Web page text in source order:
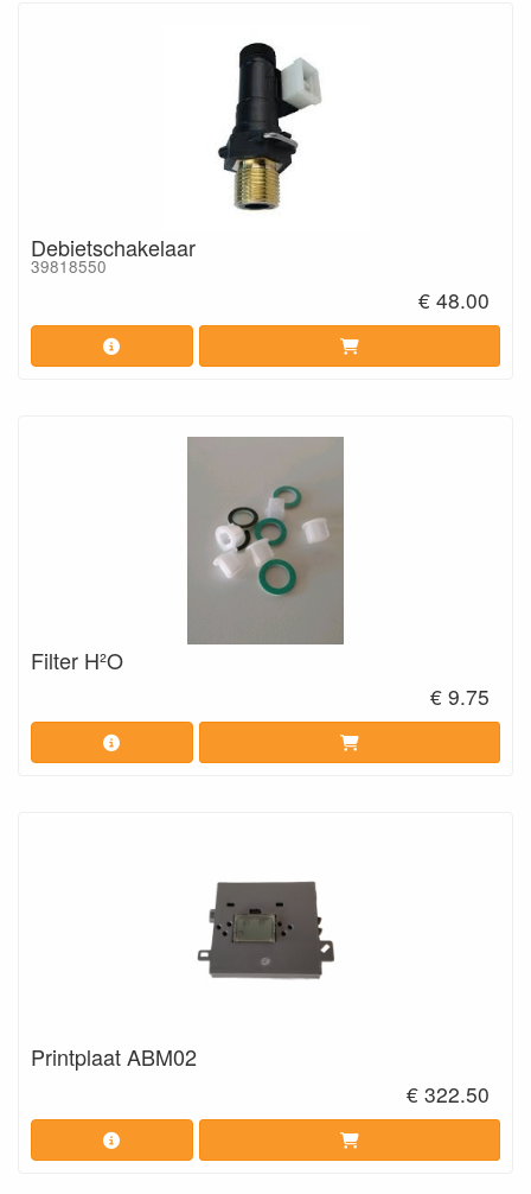
Debietschakelaar
39818550
€ 48.00
Filter H²O
€ 9.75
Printplaat ABM02
€ 322.50